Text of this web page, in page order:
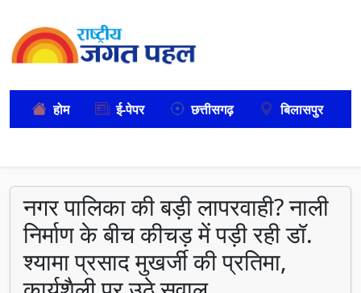
होम ई-पेपर छत्तीसगढ़ बिलासपुर
नगर पालिका की बड़ी लापरवाही? नाली
निर्माण के बीच कीचड़ में पड़ी रही डॉ.
श्यामा प्रसाद मुखर्जी की प्रतिमा,